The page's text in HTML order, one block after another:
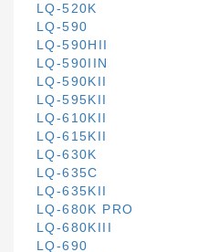
LQ-520K
LQ-590
LQ-590HII
LQ-590IIN
LQ-590KII
LQ-595KII
LQ-610KII
LQ-615KII
LQ-630K
LQ-635C
LQ-635KII
LQ-680K PRO
LQ-680KIII
LQ-690